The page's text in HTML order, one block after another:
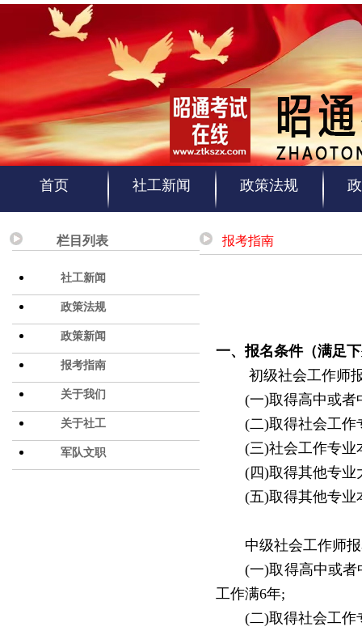
首页 社工新闻 政策法规
栏目列表
社工新闻
政策法规
政策新闻
报考指南
关于我们
关于社工
军队文职
报考指南
一、报名条件（满足
初级社会工作师
(一)取得高中或者
(二)取得社会工作
(三)社会工作专业
(四)取得其他专业
(五)取得其他专业
中级社会工作师
(一)取得高中或者
工作满6年;
(二)取得社会工作